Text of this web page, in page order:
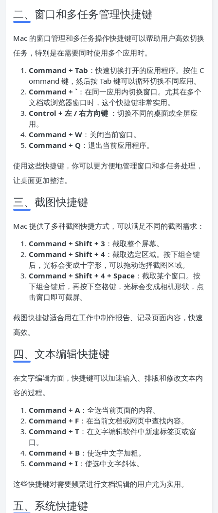
二、窗口和多任务管理快捷键
Mac 的窗口管理和多任务操作快捷键可以帮助用户高效切换
任务，特别是在需要同时使用多个应用时。
Command + Tab ：快速切换打开的应用程序。按住 C
ommand 键，然后按 Tab 键可以循环切换不同应用。
Command + ` ：在同一应用内切换窗口。尤其在多个
文档或浏览器窗口时，这个快捷键非常实用。
Control + 左 / 右方向键 ：切换不同的桌面或全屏应
用。
Command + W ：关闭当前窗口。
Command + Q ：退出当前应用程序。
使用这些快捷键，你可以更方便地管理窗口和多任务处理，
让桌面更加整洁。
三、截图快捷键
Mac 提供了多种截图快捷方式，可以满足不同的截图需求：
Command + Shift + 3 ：截取整个屏幕。
Command + Shift + 4 ：截取选定区域。按下组合键
后，光标会变成十字形，可以拖动选择截图区域。
Command + Shift + 4 + Space ：截取某个窗口。按
下组合键后，再按下空格键，光标会变成相机形状，点
击窗口即可截屏。
截图快捷键适合用在工作中制作报告、记录页面内容，快速
高效。
四、文本编辑快捷键
在文字编辑方面，快捷键可以加速输入、排版和修改文本内
容的过程。
Command + A：全选当前页面的内容。
Command + F ：在当前文档或网页中查找内容。
Command + T ：在文字编辑软件中新建标签页或窗
口。
Command + B ：使选中文字加粗。
Command + I ：使选中文字斜体。
这些快捷键对需要频繁进行文档编辑的用户尤为实用。
五、系统快捷键